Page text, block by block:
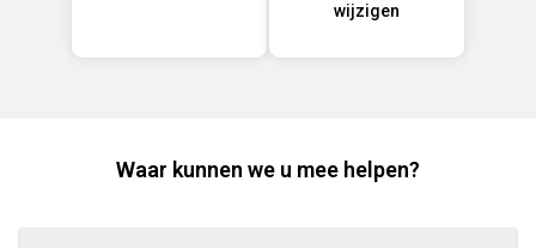
wijzigen
Waar kunnen we u mee helpen?